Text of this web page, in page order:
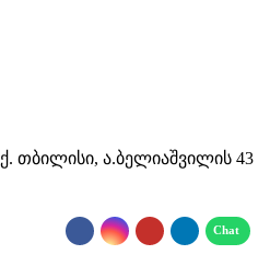
ქ. თბილისი, ა.ბელიაშვილის 43